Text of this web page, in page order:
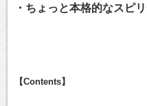
・ちょっと本格的なスピ
【Contents】